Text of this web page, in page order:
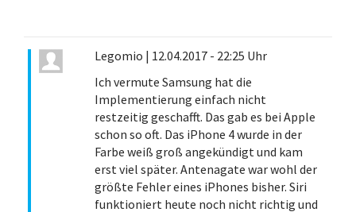
Legomio | 12.04.2017 - 22:25 Uhr
Ich vermute Samsung hat die
Implementierung einfach nicht
restzeitig geschafft. Das gab es bei Apple
schon so oft. Das iPhone 4 wurde in der
Farbe weiß groß angekündigt und kam
erst viel später. Antenagate war wohl der
größte Fehler eines iPhones bisher. Siri
funktioniert heute noch nicht richtig und